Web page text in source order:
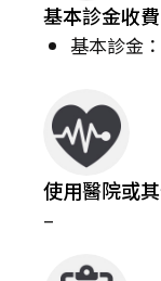
基本診金收費
基本診金
使用醫院或
–